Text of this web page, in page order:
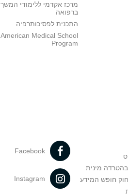
מרכז אקדמי ללימודי המשך
ברפואה
התכנית לפסיכותרפיה
American Medical School
Program
בהטרדה מינית
חופש המידע
Facebook
Instagram